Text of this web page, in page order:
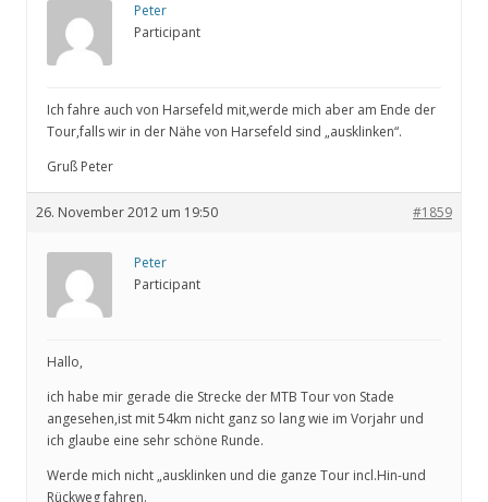
Peter
Participant
Ich fahre auch von Harsefeld mit,werde mich aber am Ende der
Tour,falls wir in der Nähe von Harsefeld sind „ausklinken“.
Gruß Peter
26. November 2012 um 19:50 #1859
Peter
Participant
Hallo,
ich habe mir gerade die Strecke der MTB Tour von Stade
angesehen,ist mit 54km nicht ganz so lang wie im Vorjahr und
ich glaube eine sehr schöne Runde.
Werde mich nicht „ausklinken und die ganze Tour incl.Hin-und
Rückweg fahren.